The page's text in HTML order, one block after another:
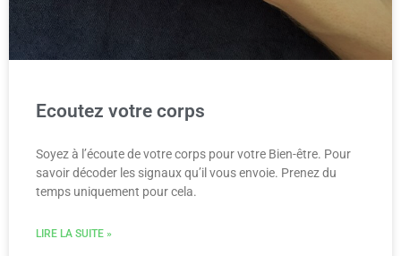
Ecoutez votre corps
Soyez à l’écoute de votre corps pour votre Bien-être. Pour
savoir décoder les signaux qu’il vous envoie. Prenez du
temps uniquement pour cela.
LIRE LA SUITE »